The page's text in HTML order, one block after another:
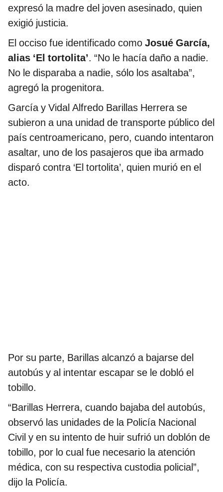
expresó la madre del joven asesinado, quien
exigió justicia.
El occiso fue identificado como Josué García,
alias ‘El tortolita’. “No le hacía daño a nadie.
No le disparaba a nadie, sólo los asaltaba”,
agregó la progenitora.
García y Vidal Alfredo Barillas Herrera se
subieron a una unidad de transporte público del
país centroamericano, pero, cuando intentaron
asaltar, uno de los pasajeros que iba armado
disparó contra ‘El tortolita’, quien murió en el
acto.
Por su parte, Barillas alcanzó a bajarse del
autobús y al intentar escapar se le dobló el
tobillo.
“Barillas Herrera, cuando bajaba del autobús,
observó las unidades de la Policía Nacional
Civil y en su intento de huir sufrió un doblón de
tobillo, por lo cual fue necesario la atención
médica, con su respectiva custodia policial”,
dijo la Policía.